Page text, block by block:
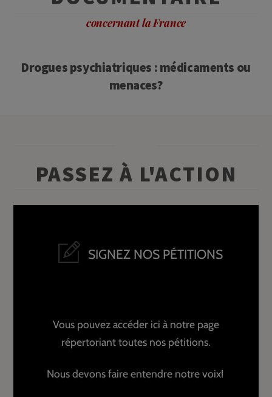
concernant la France
Drogues psychiatriques : médicaments ou
menaces?
PASSEZ À L'ACTION
SIGNEZ NOS PÉTITIONS
Vous pouvez accéder ici à notre page
répertoriant toutes nos pétitions.
Nous devons faire entendre notre voix!